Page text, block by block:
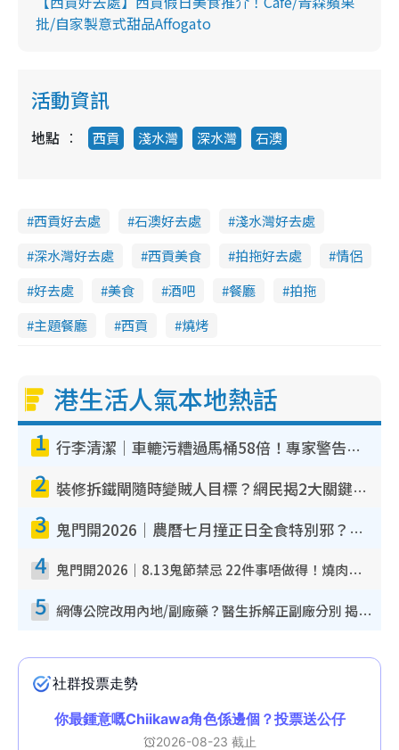
批/自家製意式甜品Affogato
活動資訊
地點 西貢 淺水灣 深水灣 石澳
西貢好去處 石澳好去處
淺水灣好去處
深水灣好去處
西貢美食 拍拖好去處
情侶
好去處
美食 酒吧 餐廳
拍拖
主題餐廳
西貢 燒烤
港生活人氣本地熱話
1 行李清潔｜車轆污糟過馬桶58倍！專家警告忌用酒精抹 教1招免污手除菌
2 裝修拆鐵閘隨時變賊人目標？網民揭2大關鍵用途：裝新式等於白裝？附新舊鐵閘分別
3 鬼門開2026｜農曆七月撞正日全食特別邪？專家警告切忌做一事！揭4大禁忌+2招保平安
4 鬼門開2026｜8.13鬼節禁忌 22件事唔做得！燒肉、刺身要少食？半夜勿吹口哨/打呢個電話
5 網傳公院改用內地/副廠藥？醫生拆解正副廠分別 揭4類人換藥隨時出事